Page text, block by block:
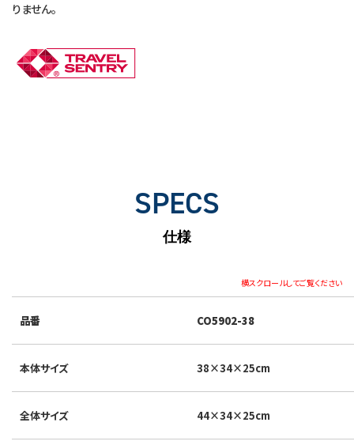
りません。
SPECS
仕様
横スクロールしてご覧ください
品番 CO5902-38
本体サイズ 38×34×25cm
全体サイズ 44×34×25cm